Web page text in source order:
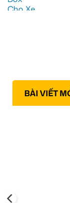
BÀI VIẾT